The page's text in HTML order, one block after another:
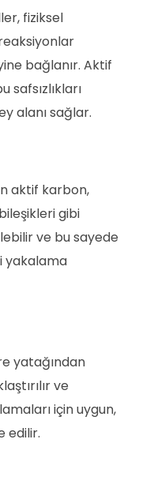
fiziksel
bağlanır. Aktif
safsızlıkları
alanı sağlar.
aktif karbon,
gibi
ve bu sayede
yakalama
yatağından
ve
için uygun,
edilir.